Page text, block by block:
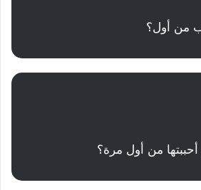
من أول؟
أحببتها من أول مرة؟